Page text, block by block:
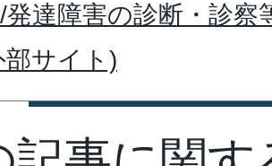
発達障害の診断・診察
部サイト)